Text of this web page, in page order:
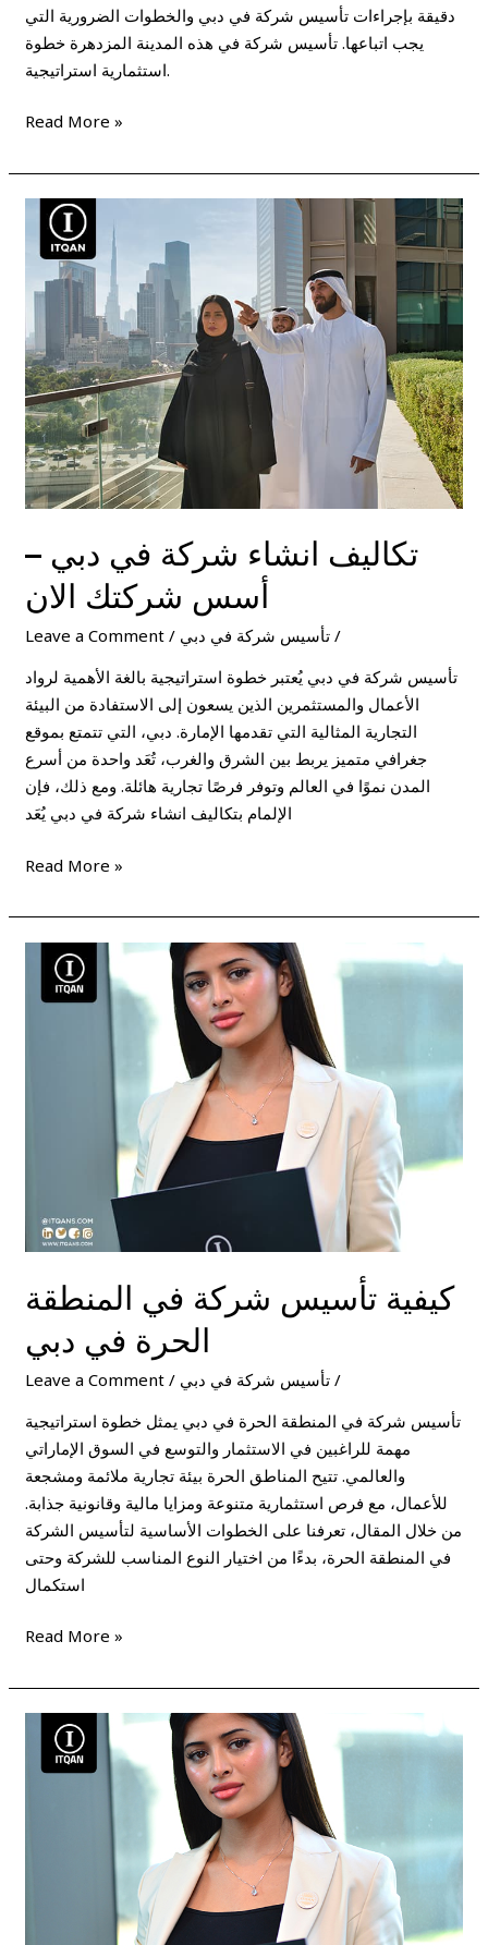
دقيقة بإجراءات تأسيس شركة في دبي والخطوات الضرورية التي
يجب اتباعها. تأسيس شركة في هذه المدينة المزدهرة خطوة
استثمارية استراتيجية.
Read More »
تكاليف انشاء شركة في دبي –
أسس شركتك الان
Leave a Comment / تأسيس شركة في دبي /
تأسيس شركة في دبي يُعتبر خطوة استراتيجية بالغة الأهمية لرواد
الأعمال والمستثمرين الذين يسعون إلى الاستفادة من البيئة
التجارية المثالية التي تقدمها الإمارة. دبي، التي تتمتع بموقع
جغرافي متميز يربط بين الشرق والغرب، تُعَد واحدة من أسرع
المدن نموًا في العالم وتوفر فرصًا تجارية هائلة. ومع ذلك، فإن
الإلمام بتكاليف انشاء شركة في دبي يُعَد
تكاليف
انشاء
شركة
في
–
أسس
شركتك
الان
Read More »
كيفية تأسيس شركة في المنطقة
الحرة في دبي
Leave a Comment / تأسيس شركة في دبي /
تأسيس شركة في المنطقة الحرة في دبي يمثل خطوة استراتيجية
مهمة للراغبين في الاستثمار والتوسع في السوق الإماراتي
والعالمي. تتيح المناطق الحرة بيئة تجارية ملائمة ومشجعة
للأعمال، مع فرص استثمارية متنوعة ومزايا مالية وقانونية جذابة.
من خلال المقال، تعرفنا على الخطوات الأساسية لتأسيس الشركة
في المنطقة الحرة، بدءًا من اختيار النوع المناسب للشركة وحتى
استكمال
كيفية
تأسيس
شركة
Read More »
خطوات
إجراءات